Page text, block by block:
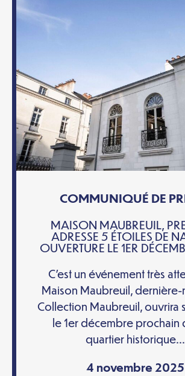
COMMUNIQUÉ DE
MAISON MAUBREUIL,
ADRESSE 5 ÉTOILES DE
OUVERTURE LE 1ER
C’est un événement très
Maison Maubreuil,
Collection Maubreuil, ouvrira
le 1er décembre prochain
quartier historique...
4 novembre 2025